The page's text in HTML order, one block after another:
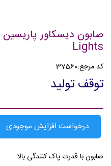
Lights
کد مرجع:37560
توقف تولید
درخواست افزایش موجودی
صابون با قدرت پاک کنندگی بالا